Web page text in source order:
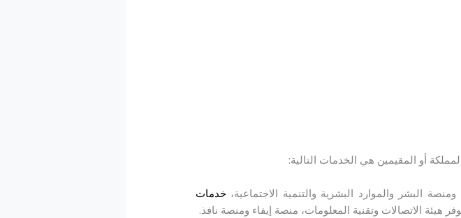
أو المقيمين هي الخدمات التالية:
البشر والموارد البشرية والتنمية الاجتماعية، خدمات
هيئة الاتصالات وتقنية المعلومات، منصة إيفاء ومنصة نافذ.